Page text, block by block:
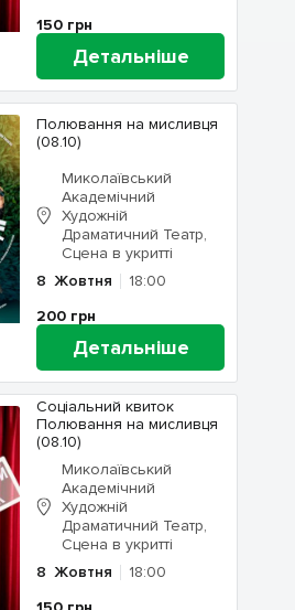
150 грн
Детальніше
Полювання на мисливця
(08.10)
Миколаївський
Академічний
Художній
Драматичний Театр,
Сцена в укритті
8 Жовтня
18:00
200 грн
Детальніше
Соціальний квиток
Полювання на мисливця
(08.10)
Миколаївський
Академічний
Художній
Драматичний Театр,
Сцена в укритті
8 Жовтня
18:00